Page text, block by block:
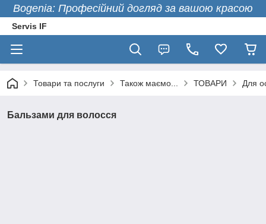
Bogenia: Професійний догляд за вашою красою
Servis IF
Товари та послуги Також маємо... ТОВАРИ Для
Бальзами для волосся